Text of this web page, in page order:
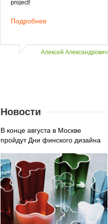
project!
Подробнее
Алексей Александрович
Новости
В конце августа в Москве
пройдут Дни финского дизайна